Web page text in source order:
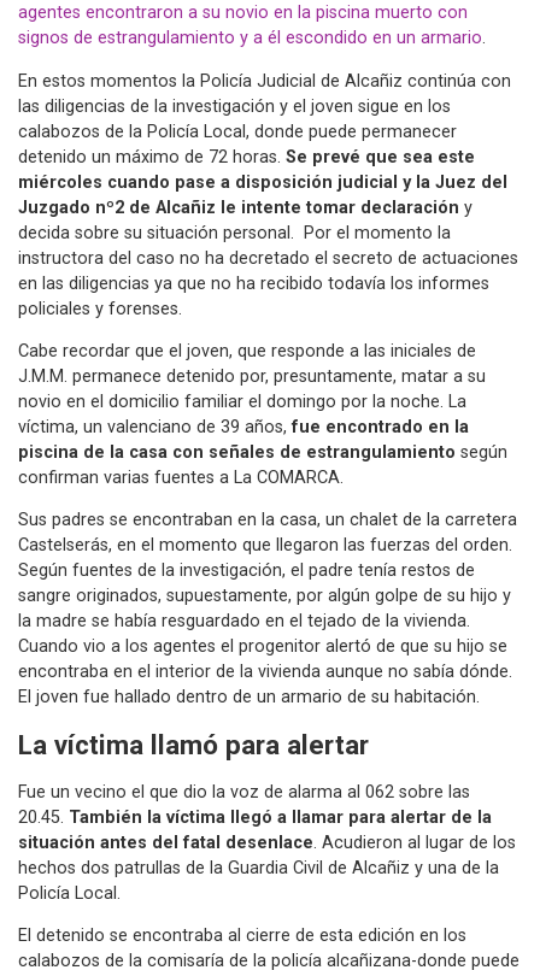
agentes encontraron a su novio en la piscina muerto con
signos de estrangulamiento y a él escondido en un armario.
En estos momentos la Policía Judicial de Alcañiz continúa con
las diligencias de la investigación y el joven sigue en los
calabozos de la Policía Local, donde puede permanecer
detenido un máximo de 72 horas. Se prevé que sea este
miércoles cuando pase a disposición judicial y la Juez del
Juzgado nº2 de Alcañiz le intente tomar declaración y
decida sobre su situación personal. Por el momento la
instructora del caso no ha decretado el secreto de actuaciones
en las diligencias ya que no ha recibido todavía los informes
policiales y forenses.
Cabe recordar que el joven, que responde a las iniciales de
J.M.M. permanece detenido por, presuntamente, matar a su
novio en el domicilio familiar el domingo por la noche. La
víctima, un valenciano de 39 años,fue encontrado en la
piscina de la casa con señales de estrangulamiento según
confirman varias fuentes a La COMARCA.
Sus padres se encontraban en la casa, un chalet de la carretera
Castelserás, en el momento que llegaron las fuerzas del orden.
Según fuentes de la investigación, el padre tenía restos de
sangre originados, supuestamente, por algún golpe de su hijo y
la madre se había resguardado en el tejado de la vivienda.
Cuando vio a los agentes el progenitor alertó de que su hijo se
encontraba en el interior de la vivienda aunque no sabía dónde.
El joven fue hallado dentro de un armario de su habitación.
La víctima llamó para alertar
Fue un vecino el que dio la voz de alarma al 062 sobre las
20.45. También la víctima llegó a llamar para alertar de la
situación antes del fatal desenlace. Acudieron al lugar de los
hechos dos patrullas de la Guardia Civil de Alcañiz y una de la
Policía Local.
El detenido se encontraba al cierre de esta edición en los
calabozos de la comisaría de la policía alcañizana-donde puede